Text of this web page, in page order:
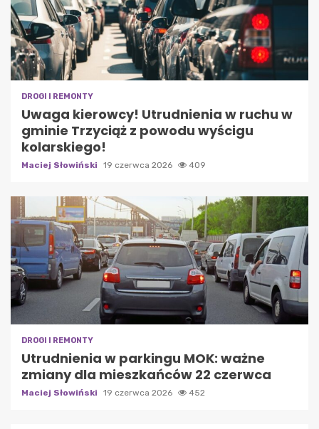
DROGI I REMONTY
Uwaga kierowcy! Utrudnienia w ruchu w
gminie Trzyciąż z powodu wyścigu
kolarskiego!
Maciej Słowiński 19 czerwca 2026 409
DROGI I REMONTY
Utrudnienia w parkingu MOK: ważne
zmiany dla mieszkańców 22 czerwca
Maciej Słowiński 19 czerwca 2026 452